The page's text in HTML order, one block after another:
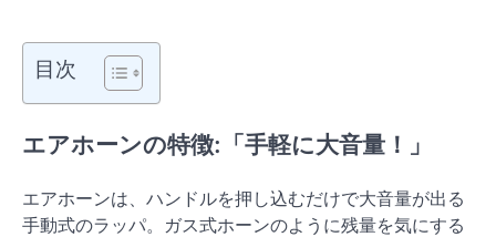
目次
エアホーンの特徴:「手軽に大音量！」
エアホーンは、ハンドルを押し込むだけで大音量が出る
手動式のラッパ。ガス式ホーンのように残量を気にする